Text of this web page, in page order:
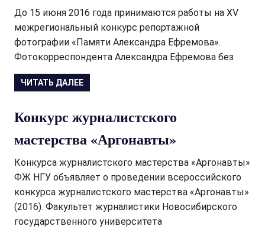
До 15 июня 2016 года принимаются работы на XV
межрегиональный конкурс репортажной
фотографии «Памяти Александра Ефремова».
Фотокорреспондента Александра Ефремова без
ЧИТАТЬ ДАЛЕЕ
Конкурс журналистского
мастерства «Аргонавты»
Конкурса журналистского мастерства «Аргонавты»
ФЖ НГУ объявляет о проведении всероссийского
конкурса журналистского мастерства «Аргонавты»
(2016). Факультет журналистики Новосибирского
государственного университета